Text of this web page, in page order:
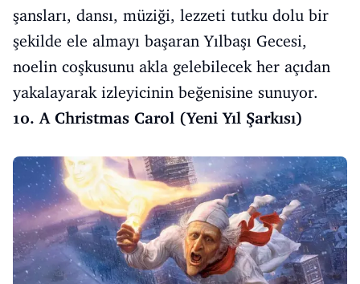
şansları, dansı, müziği, lezzeti tutku dolu bir
şekilde ele almayı başaran Yılbaşı Gecesi,
noelin coşkusunu akla gelebilecek her açıdan
yakalayarak izleyicinin beğenisine sunuyor.
10. A Christmas Carol (Yeni Yıl Şarkısı)